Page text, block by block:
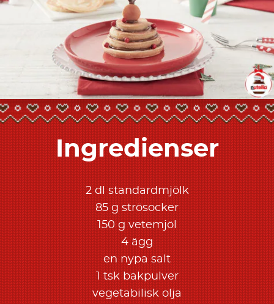
Ingredienser
2 dl standardmjölk
85 g strösocker
150 g vetemjöl
4 ägg
en nypa salt
1 tsk bakpulver
vegetabilisk olja